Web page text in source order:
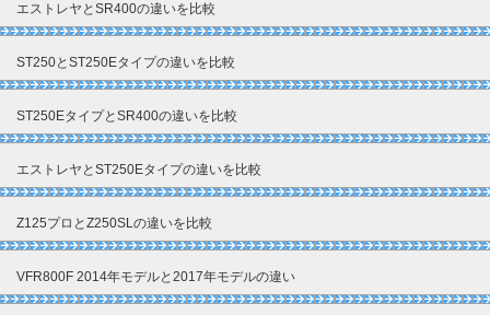
エストレヤとSR400の違いを比較
ST250とST250Eタイプの違いを比較
ST250EタイプとSR400の違いを比較
エストレヤとST250Eタイプの違いを比較
Z125プロとZ250SLの違いを比較
VFR800F 2014年モデルと2017年モデルの違い